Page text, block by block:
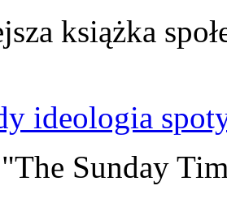
książka
ideologia
Sunday